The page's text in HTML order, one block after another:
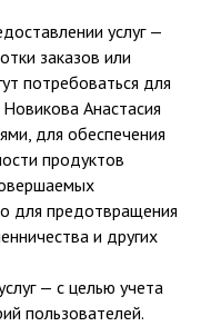
услуг —
заказов или
потребоваться для
Анастасия
для обеспечения
продуктов
для предотвращения
и других
— с целью учета
пользователей.